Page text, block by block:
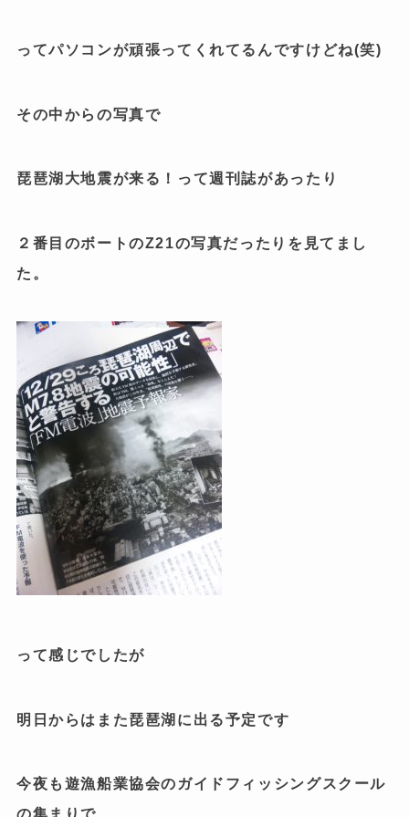
ってパソコンが頑張ってくれてるんですけどね(笑)
その中からの写真で
琵琶湖大地震が来る！って週刊誌があったり
２番目のボートのZ21の写真だったりを見てまし
た。
って感じでしたが
明日からはまた琵琶湖に出る予定です
今夜も遊漁船業協会のガイドフィッシングスクール